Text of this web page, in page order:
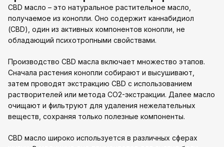
CBD масло – это натуральное растительное масло,
получаемое из конопли. Оно содержит каннабидиол
(CBD), один из активных компонентов конопли, не
обладающий психотропными свойствами.
Производство CBD масла включает множество этапов.
Сначала растения конопли собирают и высушивают,
затем проводят экстракцию CBD с использованием
растворителей или метода CO2-экстракции. Далее масло
очищают и фильтруют для удаления нежелательных
веществ, сохраняя только полезные компоненты.
CBD масло широко используется в различных сферах